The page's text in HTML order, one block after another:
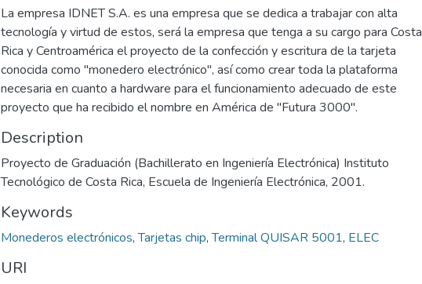
La empresa IDNET S.A. es una empresa que se dedica a trabajar con alta
tecnología y virtud de estos, será la empresa que tenga a su cargo para Costa
Rica y Centroamérica el proyecto de la confección y escritura de la tarjeta
conocida como "monedero electrónico", así como crear toda la plataforma
necesaria en cuanto a hardware para el funcionamiento adecuado de este
proyecto que ha recibido el nombre en América de "Futura 3000".
Description
Proyecto de Graduación (Bachillerato en Ingeniería Electrónica) Instituto
Tecnológico de Costa Rica, Escuela de Ingeniería Electrónica, 2001.
Keywords
Monederos electrónicos,Tarjetas chip,Terminal QUISAR 5001, ELEC
URI